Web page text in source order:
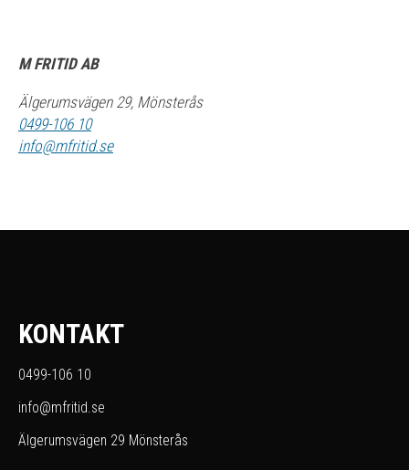
M FRITID AB
Älgerumsvägen 29, Mönsterås
0499-106 10
info@mfritid.se
KONTAKT
0499-106 10
info@mfritid.se
Älgerumsvägen 29 Mönsterås